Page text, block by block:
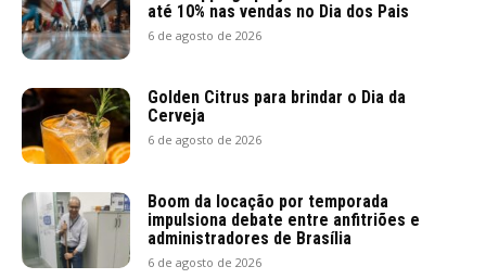
até 10% nas vendas no Dia dos Pais
6 de agosto de 2026
Golden Citrus para brindar o Dia da
Cerveja
6 de agosto de 2026
Boom da locação por temporada
impulsiona debate entre anfitriões e
administradores de Brasília
6 de agosto de 2026